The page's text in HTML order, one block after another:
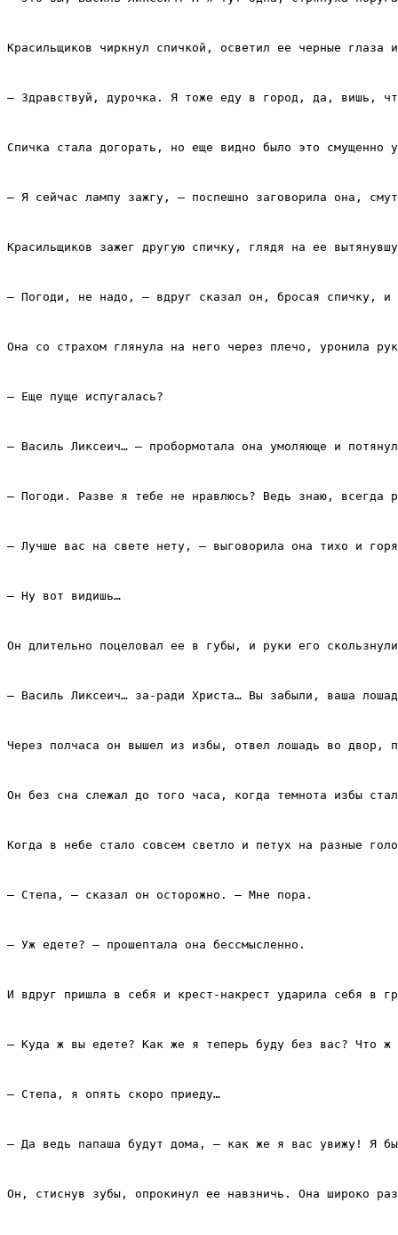
Красильщиков чиркнул спичкой, осветил ее черные глаза
– Здравствуй, дурочка. Я тоже еду в город, да, вишь,
Спичка стала догорать, но еще видно было это смущенно
– Я сейчас лампу зажгу, – поспешно заговорила она,
Красильщиков зажег другую спичку, глядя на ее
– Погоди, не надо, – вдруг сказал он, бросая спичку,
Она со страхом глянула на него через плечо, уронила
– Еще пуще испугалась?
– Василь Ликсеич… – пробормотала она умоляюще и
– Погоди. Разве я тебе не нравлюсь? Ведь знаю, всегда
– Лучше вас на свете нету, – выговорила она тихо и
– Ну вот видишь…
Он длительно поцеловал ее в губы, и руки его
– Василь Ликсеич… за‑ради Христа… Вы забыли, ваша
Через полчаса он вышел из избы, отвел лошадь во двор,
Он без сна слежал до того часа, когда темнота избы
Когда в небе стало совсем светло и петух на разные
– Степа, – сказал он осторожно. – Мне пора.
– Уж едете? – прошептала она бессмысленно.
И вдруг пришла в себя и крест‑накрест ударила себя в
– Куда ж вы едете? Как же я теперь буду без вас? Что ж
– Степа, я опять скоро приеду…
– Да ведь папаша будут дома, – как же я вас увижу! Я
Он, стиснув зубы, опрокинул ее навзничь. Она широко